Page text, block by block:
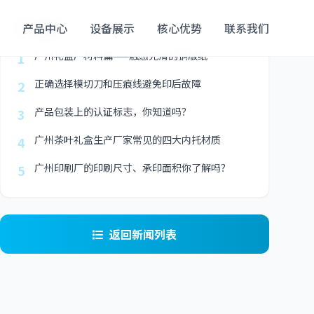
产品中心 设备展示 核心优势 联系我们
最新
1
广州礼盒厂材料篇——触感光滑的铜版纸
2 正确选择模切刀和压痕线避免印后故障
3 产品包装上的认证标志，你知道吗？
4 广州茶叶礼盒生产厂家常见的四大内托材质
5 广州印刷厂的印刷尺寸、承印面积你了解吗？
返回新闻列表